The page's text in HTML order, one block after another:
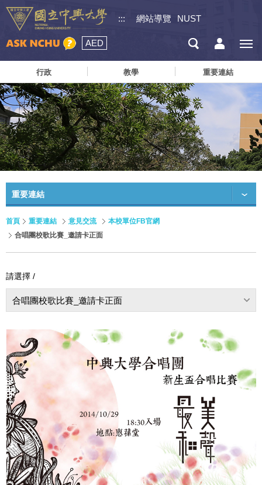
::: 網站導覽 NUST
AED
行政 教學 重要連結
重要連結
首頁 重要連結 意見交流
本校單位FB官網
合唱團校歌比賽_邀請卡正面
請選擇 /
合唱團校歌比賽_邀請卡正面